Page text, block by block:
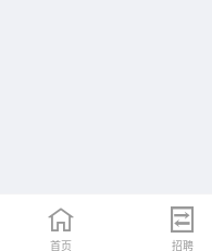
首页 招聘